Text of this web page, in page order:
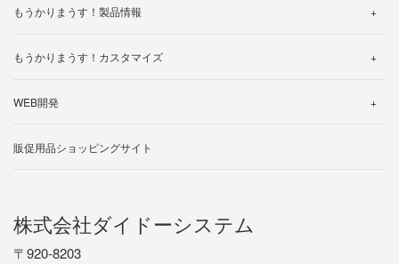
無料トライアルお申し込み
体験版ダウンロードされたお客様へ
仕様一覧
操作マニュアル
ライセンスの追加について
もうかりまうす！製品情報
帳票一覧
もうかりまうす！カスタマイズ
WEB開発
販促用品ショッピングサイト
株式会社ダイドーシステム
〒920-8203